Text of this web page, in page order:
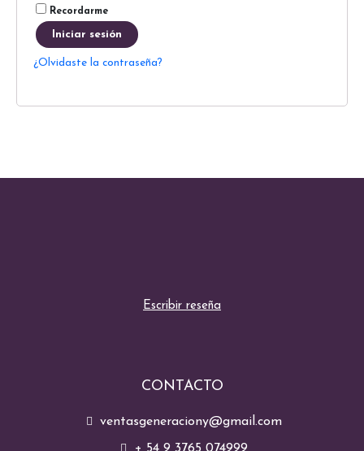
Recordarme
Iniciar sesión
¿Olvidaste la contraseña?
Escribir reseña
CONTACTO
ventasgeneraciony@gmail.com
+ 54 9 3765 074999